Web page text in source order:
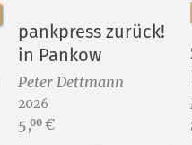
pankpress zurück!
in Pankow
Peter Dettmann
2026
Preis:
5,00 €